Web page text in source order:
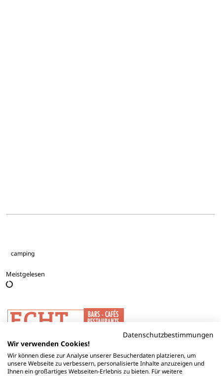
camping
Meistgelesen
Datenschutzbestimmungen
Wir verwenden Cookies!
Wir können diese zur Analyse unserer Besucherdaten platzieren, um
unsere Webseite zu verbessern, personalisierte Inhalte anzuzeigen und
Ihnen ein großartiges Webseiten-Erlebnis zu bieten. Für weitere